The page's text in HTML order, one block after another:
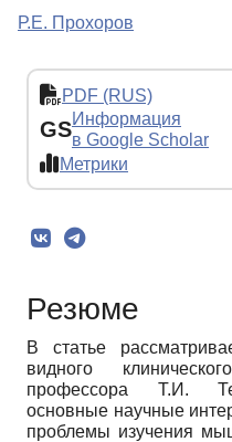
Р.Е. Прохоров
PDF (RUS)
GSИнформация
в Google Scholar
Метрики
Резюме
В статье
видного
профессора Т.И.
основные научные
проблемы изучения